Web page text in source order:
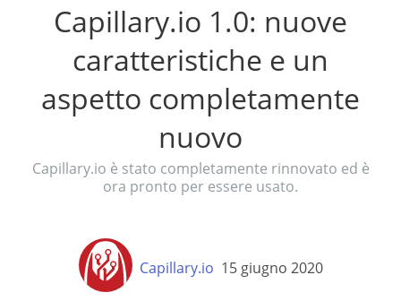
Capillary.io 1.0: nuove
caratteristiche e un
aspetto completamente
nuovo
Capillary.io è stato completamente rinnovato ed è
ora pronto per essere usato.
Capillary.io 15 giugno 2020